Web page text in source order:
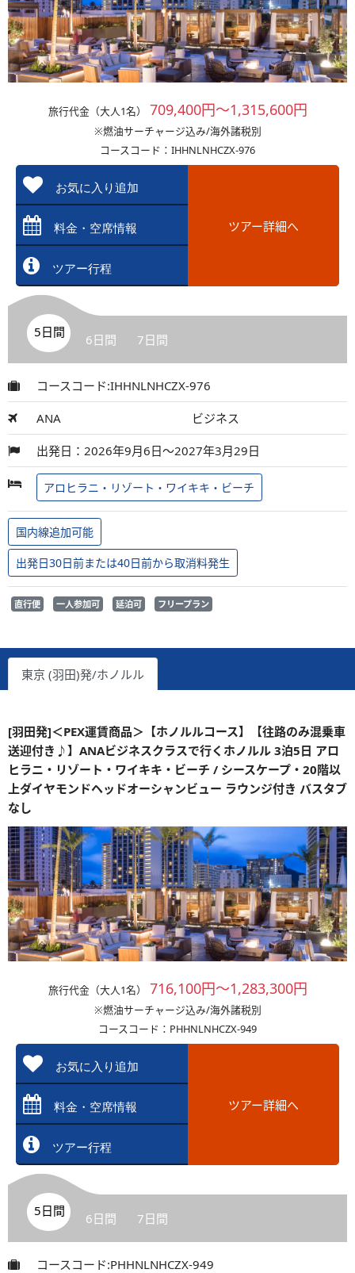
旅行代金（大人1名） 709,400円～1,315,600円
※燃油サーチャージ込み/海外諸税別
コースコード：IHHNLNHCZX-976
お気に入り追加
料金・空席情報
ツアー行程
ツアー詳細へ
5日間 6日間 7日間
コースコード:IHHNLNHCZX-976
ANA ビジネス
出発日：2026年9月6日～2027年3月29日
アロヒラニ・リゾート・ワイキキ・ビーチ
国内線追加可能
出発日30日前または40日前から取消料発生
直行便 一人参加可 延泊可 フリープラン
東京 (羽田)発/ホノルル
[羽田発]＜PEX運賃商品＞【ホノルルコース】【往路のみ混乗車
送迎付き♪】ANAビジネスクラスで行くホノルル 3泊5日 アロ
ヒラニ・リゾート・ワイキキ・ビーチ / シースケープ・20階以
上ダイヤモンドヘッドオーシャンビュー ラウンジ付き バスタブ
なし
旅行代金（大人1名） 716,100円～1,283,300円
※燃油サーチャージ込み/海外諸税別
コースコード：PHHNLNHCZX-949
お気に入り追加
料金・空席情報
ツアー行程
ツアー詳細へ
5日間 6日間 7日間
コースコード:PHHNLNHCZX-949